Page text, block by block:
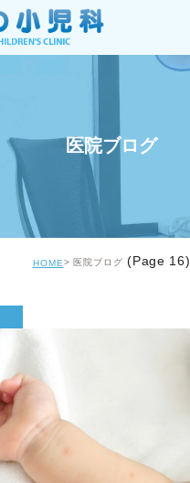
医院ブログ
HOME 医院ブログ (Page 16)